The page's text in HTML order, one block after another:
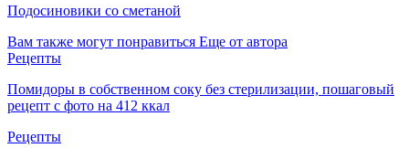
Подосиновики со сметаной
Вам также могут понравиться Еще от автора
Рецепты
Помидоры в собственном соку без стерилизации, пошаговый
рецепт с фото на 412 ккал
Рецепты